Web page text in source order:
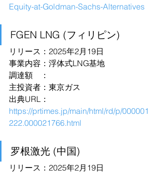
Equity-at-Goldman-Sachs-Alternatives
FGEN LNG (フィリピン)
リリース：2025年2月19日
事業内容：浮体式LNG基地
調達額　：
主投資者：東京ガス
出典URL：
https://prtimes.jp/main/html/rd/p/000001
222.000021766.html
罗根激光 (中国)
リリース：2025年2月19日